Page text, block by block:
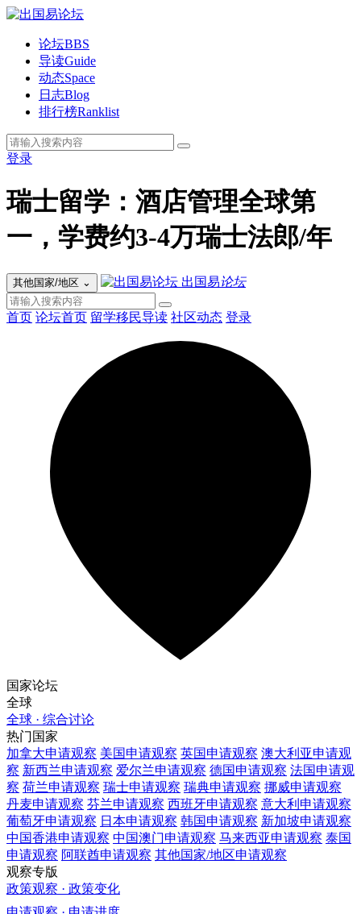
论坛BBS
导读Guide
动态Space
日志Blog
排行榜Ranklist
登录
瑞士留学：酒店管理全球第
一，学费约3-4万瑞士法郎/年
其他国家/地区 ⌄ 出国易论坛
首页 论坛首页 留学移民导读 社区动态 登录
国家论坛
全球
全球 · 综合讨论
热门国家
加拿大申请观察 美国申请观察 英国申请观察 澳大利亚申请观
察 新西兰申请观察 爱尔兰申请观察 德国申请观察 法国申请观
察 荷兰申请观察 瑞士申请观察 瑞典申请观察 挪威申请观察
丹麦申请观察 芬兰申请观察 西班牙申请观察 意大利 申请观察
葡萄牙申请观察 日本申请观察 韩国申请观察 新加坡申请观察
中国香港申请观察 中国澳门申请观察 马来西亚申请观察 泰国
申请观察 阿联酋申请观察 其他国家/地区申请观察
观察专版
政策观察 · 政策变化